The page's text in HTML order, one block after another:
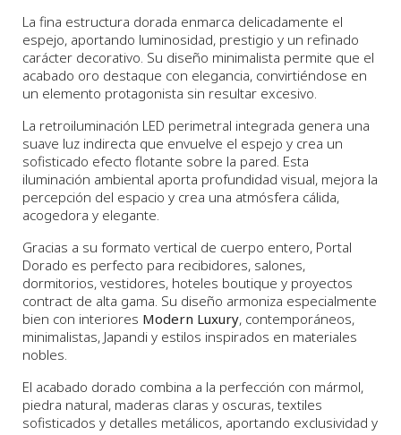
La fina estructura dorada enmarca delicadamente el
espejo, aportando luminosidad, prestigio y un refinado
carácter decorativo. Su diseño minimalista permite que el
acabado oro destaque con elegancia, convirtiéndose en
un elemento protagonista sin resultar excesivo.
La retroiluminación LED perimetral integrada genera una
suave luz indirecta que envuelve el espejo y crea un
sofisticado efecto flotante sobre la pared. Esta
iluminación ambiental aporta profundidad visual, mejora la
percepción del espacio y crea una atmósfera cálida,
acogedora y elegante.
Gracias a su formato vertical de cuerpo entero, Portal
Dorado es perfecto para recibidores, salones,
dormitorios, vestidores, hoteles boutique y proyectos
contract de alta gama. Su diseño armoniza especialmente
bien con interiores Modern Luxury, contemporáneos,
minimalistas, Japandi y estilos inspirados en materiales
nobles.
El acabado dorado combina a la perfección con mármol,
piedra natural, maderas claras y oscuras, textiles
sofisticados y detalles metálicos, aportando exclusividad y